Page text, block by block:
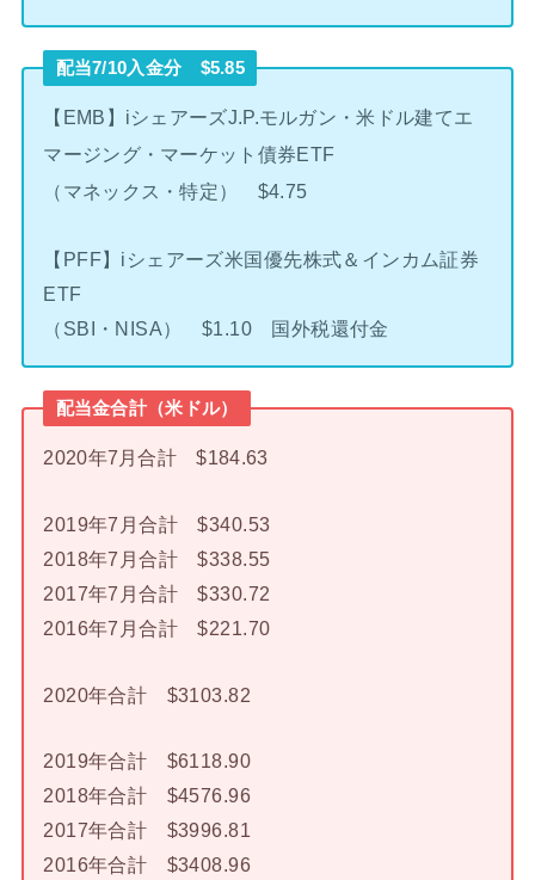
配当7/10入金分 $5.85
【EMB】iシェアーズJ.P.モルガン・米ドル建てエ
マージング・マーケット債券ETF
（マネックス・特定） $4.75
【PFF】iシェアーズ米国優先株式＆インカム証券
ETF
（SBI・NISA） $1.10 国外税還付金
配当金合計（米ドル）
2020年7月合計 $184.63
2019年7月合計 $340.53
2018年7月合計 $338.55
2017年7月合計 $330.72
2016年7月合計 $221.70
2020年合計 $3103.82
2019年合計 $6118.90
2018年合計 $4576.96
2017年合計 $3996.81
2016年合計 $3408.96